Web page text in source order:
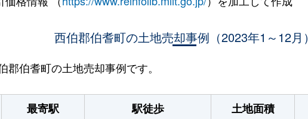
西伯郡伯耆町の土地売却事例（2023年1～12月）
伯耆町の土地売却事例です。
最寄駅 駅徒歩 土地面積